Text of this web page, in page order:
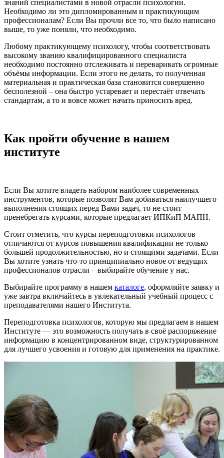
знаний специалистами в новой отрасли психологии.
Необходимо ли это дипломированным и практикующим
профессионалам? Если Вы прочли все то, что было написано
выше, то уже поняли, что необходимо.
Любому практикующему психологу, чтобы соответствовать
высокому званию квалифицированного специалиста
необходимо постоянно отслеживать и переваривать огромные
объёмы информации. Если этого не делать, то полученная
материальная и практическая база становится совершенно
бесполезной – она быстро устаревает и перестаёт отвечать
стандартам, а то и вовсе может начать приносить вред.
Как пройти обучение в нашем
институте
Если Вы хотите владеть набором наиболее современных
инструментов, которые позволят Вам добиваться наилучшего
выполнения стоящих перед Вами задач, то не стоит
пренебрегать курсами, которые предлагает ИПКиП МАПН.
Стоит отметить, что курсы переподготовки психологов
отличаются от курсов повышения квалификации не только
большей продолжительностью, но и стоящими задачами. Если
Вы хотите узнать что-то принципиально новое от ведущих
профессионалов отрасли – выбирайте обучение у нас.
Выбирайте программу в нашем каталоге, оформляйте заявку и
уже завтра включайтесь в увлекательный учебный процесс с
преподавателями нашего Института.
Переподготовка психологов, которую мы предлагаем в нашем
Институте — это возможность получать в своё распоряжение
информацию в концентрированном виде, структурированном
для лучшего усвоения и готовую для применения на практике.